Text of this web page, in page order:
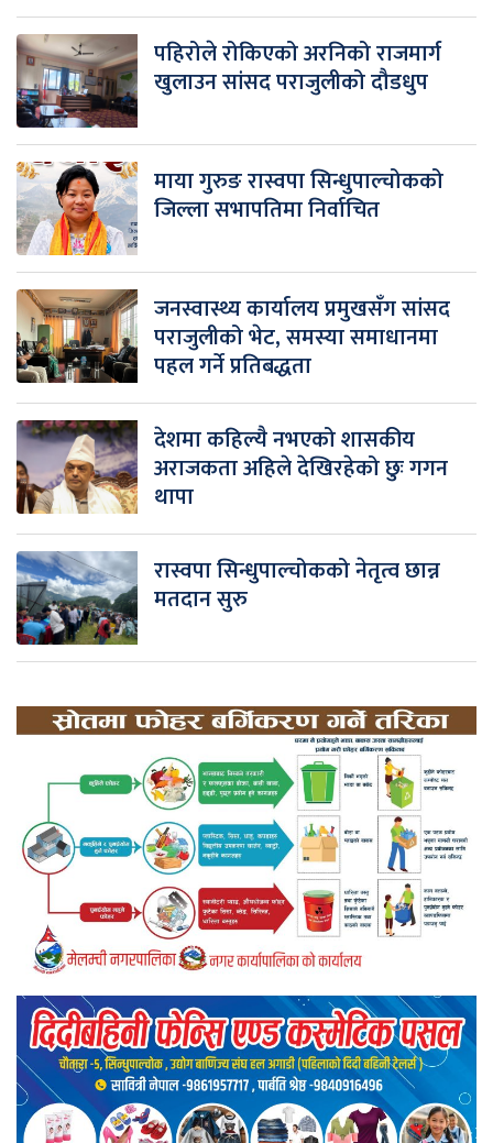
पहिरोले रोकिएको अरनिको राजमार्ग
खुलाउन सांसद पराजुलीको दौडधुप
माया गुरुङ रास्वपा सिन्धुपाल्चोकको
जिल्ला सभापतिमा निर्वाचित
जनस्वास्थ्य कार्यालय प्रमुखसँग सांसद
पराजुलीको भेट, समस्या समाधानमा
पहल गर्ने प्रतिबद्धता
देशमा कहिल्यै नभएको शासकीय
अराजकता अहिले देखिरहेको छुः गगन
थापा
रास्वपा सिन्धुपाल्चोकको नेतृत्व छान्न
मतदान सुरु